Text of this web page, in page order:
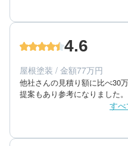
担当者 5
50代/男性/一戸建て
築年数：65年
4.6
屋根塗装 / 金額77万円
他社さんの見積り額に比べ30
提案もあり参考になりました。
すべ
担当者 4